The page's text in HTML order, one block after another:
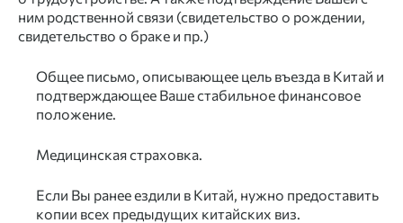
ним родственной связи (свидетельство о рождении,
свидетельство о браке и пр.)
Общее письмо, описывающее цель въезда в Китай и
подтверждающее Ваше стабильное финансовое
положение.
Медицинская страховка.
Если Вы ранее ездили в Китай, нужно предоставить
копии всех предыдущих китайских виз.